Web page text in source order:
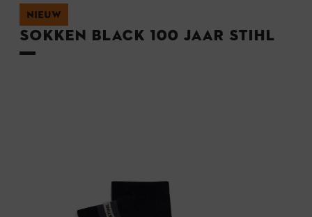
NIEUW
Sokken BLACK 100 jaar STIHL